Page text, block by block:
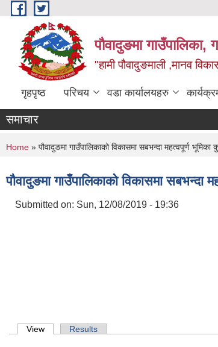
Skip to main content
पौवादुङमा गाउँपालिका,
"हामी पौवादुङमाली ,मानव
गृहपृष्ठ परिचय वडा कार्यालयहरु
समाचार
You are here
Home » पौवादुङमा गाउँपालिकाको विकासमा सबभन्दा महत्वपूर्ण
पौवादुङमा गाउँपालिकाको विकासमा सबभन्दा
Submitted on: Sun, 12/08/2019 - 19:36
Primary tabs
View (active tab)
Results